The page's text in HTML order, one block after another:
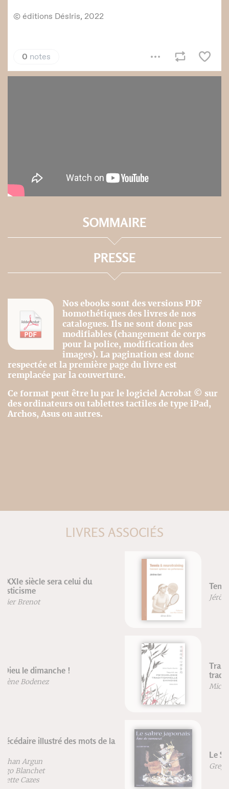
SOMMAIRE
PRESSE
Nos ebooks sont des versions PDF
homothétiques des livres de nos
catalogues. Ils ne sont donc pas
modifiables (changement de corps
pour la police, modification des
images). La pagination est donc
respectée et la première page du livre est
remplacée par la couverture.
Ce format peut être lu par le logiciel Acrobat © sur
des ordinateurs ou tablettes tactiles de type iPad,
Archos, Asus ou autres.
LIVRES ASSOCIÉS
Tennis & neurotraining
Traité de psychologie
traditionnelle chinoise
Michel Deydier-Bastide
Le Sabre japonais